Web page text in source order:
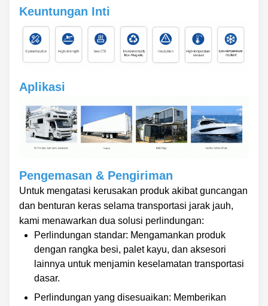
Keuntungan Inti
Aplikasi
Pengemasan & Pengiriman
Untuk mengatasi kerusakan produk akibat guncangan
dan benturan keras selama transportasi jarak jauh,
kami menawarkan dua solusi perlindungan:
Perlindungan standar: Mengamankan produk
dengan rangka besi, palet kayu, dan aksesori
lainnya untuk menjamin keselamatan transportasi
dasar.
Perlindungan yang disesuaikan: Memberikan